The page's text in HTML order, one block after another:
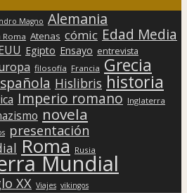
Magno Alemania
Roma Atenas cómic Edad Media
Egipto Ensayo entrevista
filosofía Francia Grecia
Hislibris historia
Imperio romano Inglaterra
novela
presentación
Roma Rusia
Mundial
XX Viajes vikingos